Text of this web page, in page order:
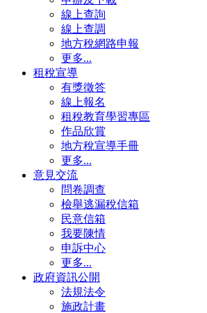
線上查詢
線上查調
地方稅網路申報
更多...
租稅宣導
有獎徵答
線上報名
租稅教育學習專區
作品欣賞
地方稅宣導手冊
更多...
意見交流
問卷調查
檢舉逃漏稅信箱
民意信箱
我要陳情
申訴中心
更多...
政府資訊公開
法規法令
施政計畫